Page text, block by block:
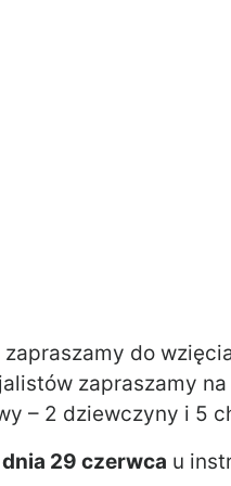
do
zapraszamy na
– 2 dziewczyny i 5
dnia 29 czerwca u